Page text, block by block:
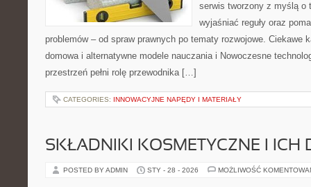
serwis tworzony z myślą o
wyjaśniać reguły oraz
problemów – od spraw prawnych po tematy rozwojowe. Ciekawe
domowa i alternatywne modele nauczania i Nowoczesne
przestrzeń pełni rolę przewodnika […]
CATEGORIES: INNOWACYJNE NAPĘDY I MATERIAŁY
SKŁADNIKI KOSMETYCZNE I ICH
POSTED BY ADMIN STY - 28 - 2026 MOŻLIWOŚĆ